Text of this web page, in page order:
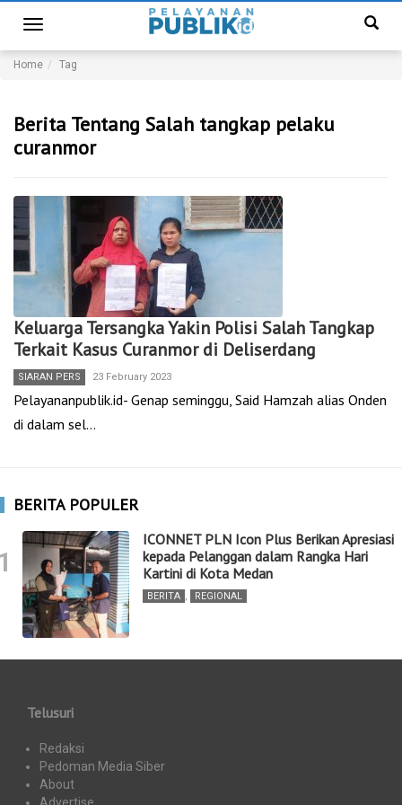
Toggle
navigation
Home Tag
Berita Tentang Salah tangkap pelaku
curanmor
Keluarga Tersangka Yakin Polisi Salah Tangkap
Terkait Kasus Curanmor di Deliserdang
SIARAN PERS 23 February 2023
Pelayananpublik.id- Genap seminggu, Said Hamzah alias Onden
di dalam sel…
BERITA POPULER
ICONNET PLN Icon Plus Berikan Apresiasi
kepada Pelanggan dalam Rangka Hari
Kartini di Kota Medan
BERITA , REGIONAL
Telusuri
Redaksi
Pedoman Media Siber
About